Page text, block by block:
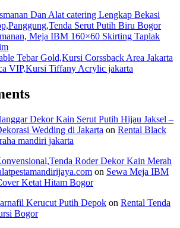
Dan Alat catering Lengkap Bekasi
Serut Putih Biru Bogor
Meja IBM 160×60 Skirting Taplak
Tebar Gold,Kursi Corssback Area Jakarta
VIP,Kursi Tiffany Acrylic jakarta
Dekor Kain Serut Putih Hijau Jaksel –
Wedding di Jakarta on Rental Black
mandiri jakarta
Roder Dekor Kain Merah
on Sewa Meja IBM
Ketat Hitam Bogor
Kerucut Putih Depok on Rental Tenda
Bogor